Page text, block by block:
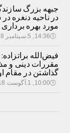
جبهه بزرگ
مورد بهره
🕔14:36, 5.سپتامبر 2018
فیض‌الله
مقررات دینی و
گذاشتن در مقام
🕔10:00, 1.آگوست 2018